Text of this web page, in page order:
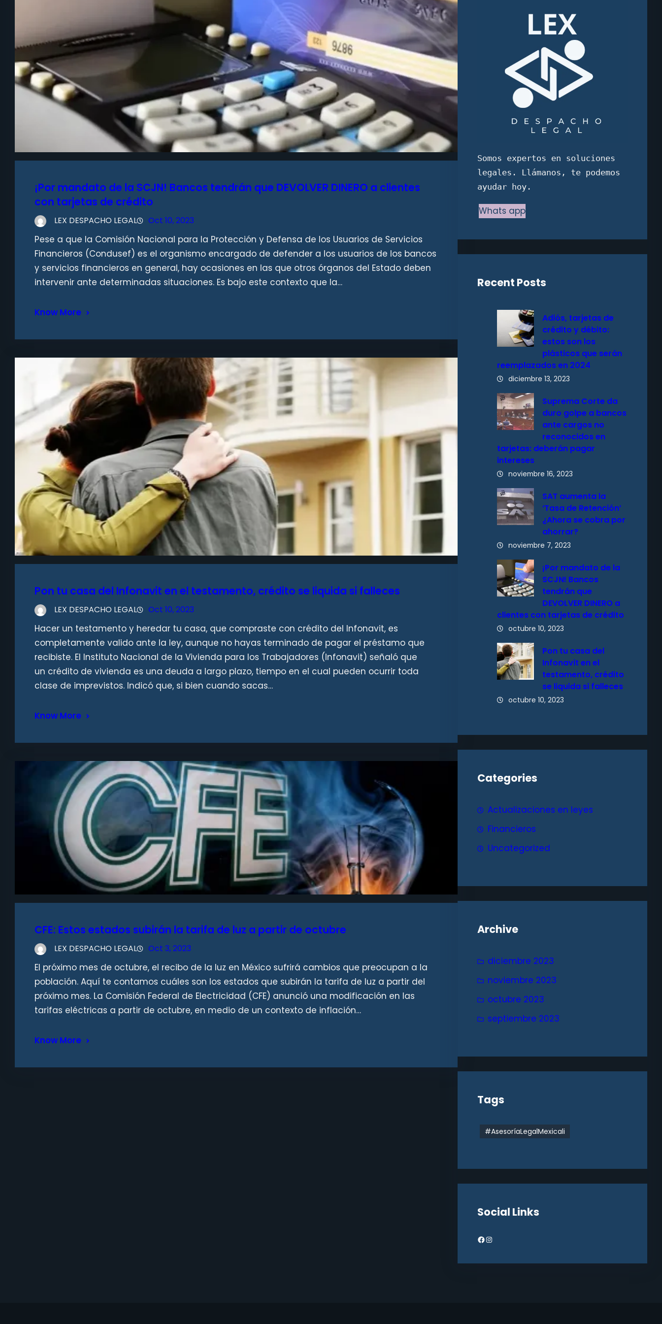
¡Por mandato de la SCJN! Bancos tendrán que DEVOLVER DINERO a clientes
con tarjetas de crédito
LEX DESPACHO LEGAL Oct 10, 2023
Pese a que la Comisión Nacional para la Protección y Defensa de los Usuarios de Servicios
Financieros (Condusef) es el organismo encargado de defender a los usuarios de los bancos
y servicios financieros en general, hay ocasiones en las que otros órganos del Estado deben
intervenir ante determinadas situaciones. Es bajo este contexto que la…
Know More
Pon tu casa del Infonavit en el testamento, crédito se liquida si falleces
LEX DESPACHO LEGAL Oct 10, 2023
Hacer un testamento y heredar tu casa, que compraste con crédito del Infonavit, es
completamente valido ante la ley, aunque no hayas terminado de pagar el préstamo que
recibiste. El Instituto Nacional de la Vivienda para los Trabajadores (Infonavit) señaló que
un crédito de vivienda es una deuda a largo plazo, tiempo en el cual pueden ocurrir toda
clase de imprevistos. Indicó que, si bien cuando sacas…
Know More
CFE: Estos estados subirán la tarifa de luz a partir de octubre
LEX DESPACHO LEGAL Oct 3, 2023
El próximo mes de octubre, el recibo de la luz en México sufrirá cambios que preocupan a la
población. Aquí te contamos cuáles son los estados que subirán la tarifa de luz a partir del
próximo mes. La Comisión Federal de Electricidad (CFE) anunció una modificación en las
tarifas eléctricas a partir de octubre, en medio de un contexto de inflación…
Know More
Somos expertos en soluciones
legales. Llámanos, te podemos
ayudar hoy.
Whats app
Recent Posts
Adiós, tarjetas de
crédito y débito:
estos son los
plásticos que serán
reemplazados en 2024
diciembre 13, 2023
Suprema Corte da
duro golpe a bancos
ante cargos no
reconocidos en
tarjetas: deberán pagar
intereses
noviembre 16, 2023
SAT aumenta la
‘Tasa de Retención’
¿Ahora se cobra por
ahorrar?
noviembre 7, 2023
¡Por mandato de la
SCJN! Bancos
tendrán que
DEVOLVER DINERO a
clientes con tarjetas de crédito
octubre 10, 2023
Pon tu casa del
Infonavit en el
testamento, crédito
se liquida si falleces
octubre 10, 2023
Categories
Actualizaciones en leyes
Financieros
Uncategorized
Archive
diciembre 2023
noviembre 2023
octubre 2023
septiembre 2023
Tags
#AsesoríaLegalMexicali
Social Links
Facebook Instagram